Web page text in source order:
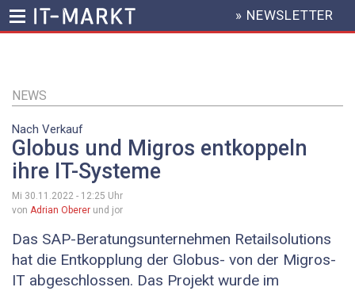
Inhalt
HEADER
MENU
» NEWSLETTER
NEWS
Nach Verkauf
Globus und Migros entkoppeln
ihre IT-Systeme
Mi 30.11.2022 - 12:25 Uhr
von Adrian Oberer und jor
Das SAP-Beratungsunternehmen Retailsolutions
hat die Entkopplung der Globus- von der Migros-
IT abgeschlossen. Das Projekt wurde im